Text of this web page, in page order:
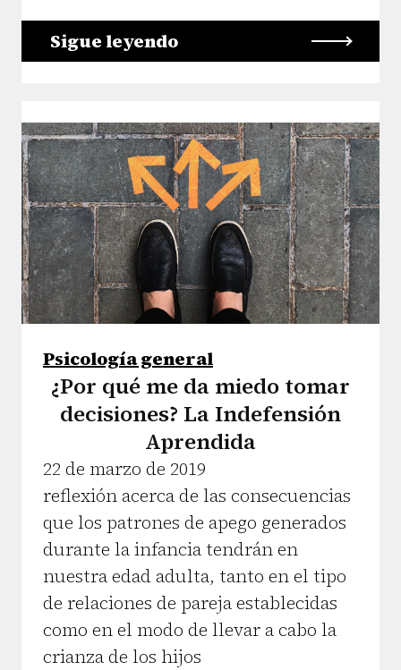
Sigue leyendo
Psicología general
¿Por qué me da miedo tomar
decisiones? La Indefensión
Aprendida
22 de marzo de 2019
reflexión acerca de las consecuencias
que los patrones de apego generados
durante la infancia tendrán en
nuestra edad adulta, tanto en el tipo
de relaciones de pareja establecidas
como en el modo de llevar a cabo la
crianza de los hijos